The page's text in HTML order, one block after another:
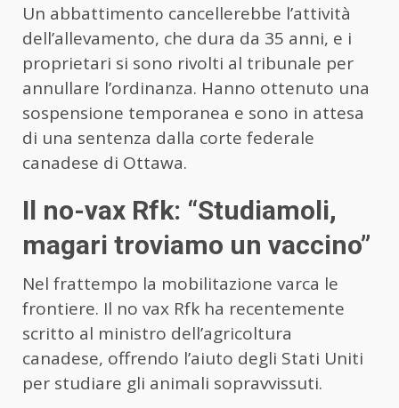
Un abbattimento cancellerebbe l’attività
dell’allevamento, che dura da 35 anni, e i
proprietari si sono rivolti al tribunale per
annullare l’ordinanza. Hanno ottenuto una
sospensione temporanea e sono in attesa
di una sentenza dalla corte federale
canadese di Ottawa.
Il no-vax Rfk: “Studiamoli,
magari troviamo un vaccino”
Nel frattempo la mobilitazione varca le
frontiere. Il no vax Rfk ha recentemente
scritto al ministro dell’agricoltura
canadese, offrendo l’aiuto degli Stati Uniti
per studiare gli animali sopravvissuti.